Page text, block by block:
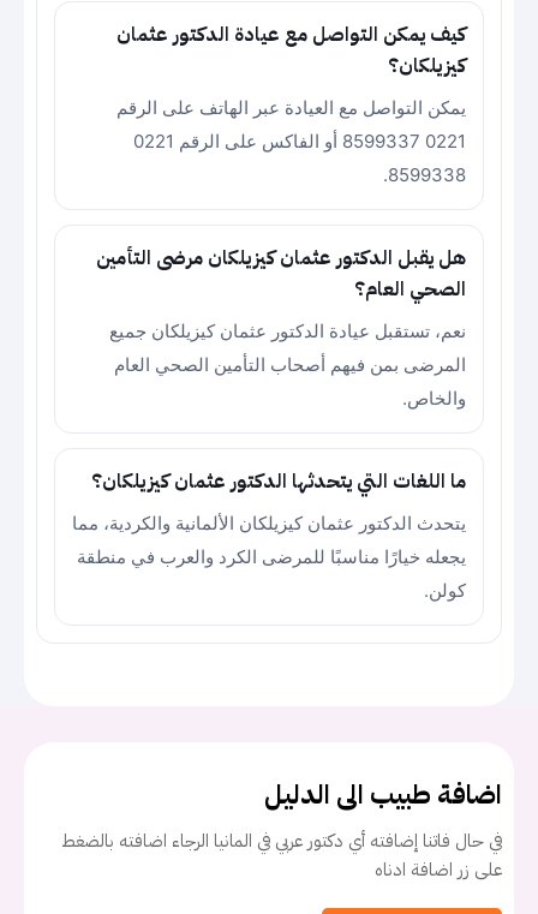
كيف يمكن التواصل مع عيادة الدكتور عثمان
كيزيلكان؟
يمكن التواصل مع العيادة عبر الهاتف على الرقم
0221 8599337 أو الفاكس على الرقم 0221
8599338.
هل يقبل الدكتور عثمان كيزيلكان مرضى التأمين
الصحي العام؟
نعم، تستقبل عيادة الدكتور عثمان كيزيلكان جميع
المرضى بمن فيهم أصحاب التأمين الصحي العام
والخاص.
ما اللغات التي يتحدثها الدكتور عثمان كيزيلكان؟
يتحدث الدكتور عثمان كيزيلكان الألمانية والكردية، مما
يجعله خيارًا مناسبًا للمرضى الكرد والعرب في منطقة
كولن.
اضافة طبيب الى الدليل
في حال فاتنا إضافته أي دكتور عربي في المانيا الرجاء اضافته بالضغط
على زر اضافة ادناه